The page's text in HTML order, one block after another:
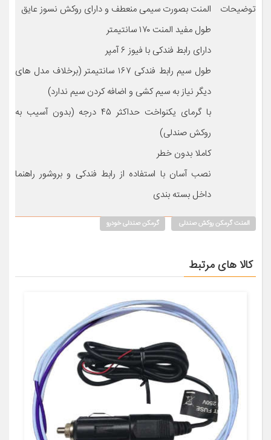
توضیحات
المنت بصورت سیمی منعطف و دارای روکش نسوز عایق
طول مفید المنت ۱۷۰ سانتیمتر
دارای رابط فندکی با فیوز ۶ آمپر
طول سیم رابط فندکی ۱۶۷ سانتیمتر (برخلاف مدل های
دیگر نیاز به سیم کشی و اضافه کردن سیم ندارد)
با گرمای یکنواخت حداکثر ۴۵ درجه (بدون آسیب به
روکش صندلی)
کاملا بدون خطر
نصب آسان با استفاده از رابط فندکی و بروشور راهنما
داخل بسته بندی
المنت گرمکن روکش صندلی گرمکن صندلی خودرو
کالا های مرتبط